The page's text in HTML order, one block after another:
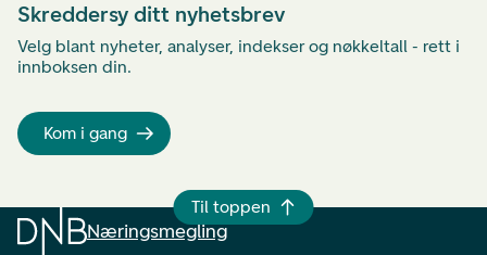
Skreddersy ditt nyhetsbrev
Velg blant nyheter, analyser, indekser og nøkkeltall - rett i
innboksen din.
Kom i gang
Til toppen
Næringsmegling